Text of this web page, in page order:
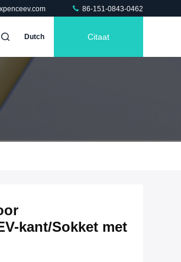
86-151-0843-0462
Dutch Citaat
kant/Sokket met